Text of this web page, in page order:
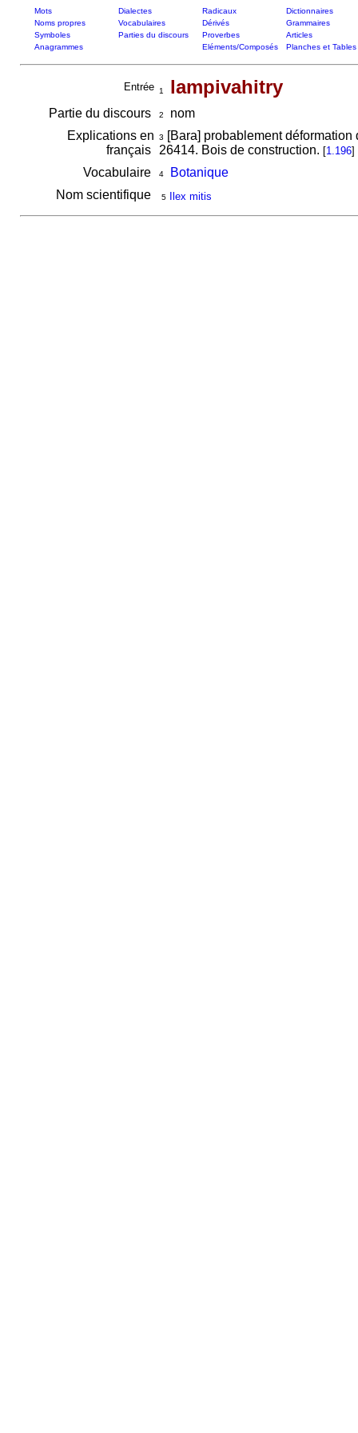
Mots Dialectes Radicaux
Dictionnaires
Noms propres
Vocabulaires Dérivés
Grammaires
Symboles
Parties du discours Proverbes
Articles
Anagrammes
Eléments/Composés Planches et Tables
Entrée 1 lampivahitry
Partie du discours 2
nom
Explications en
français
3
[Bara] probablement déformation
26414. Bois de construction. [1.196]
Vocabulaire 4
Botanique
Nom scientifique
5 Ilex mitis